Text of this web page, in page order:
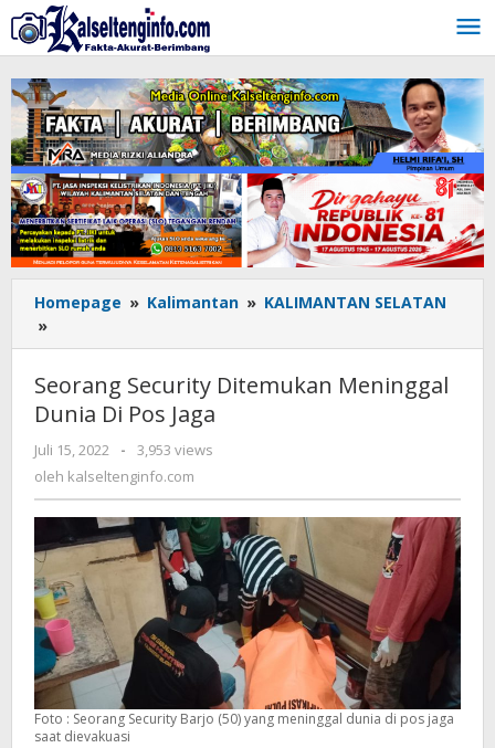
Lewati
ke
konten
Homepage » Kalimantan » KALIMANTAN SELATAN
»
Security
Meninggal
Dunia
Di
Pos
Jaga
Seorang Security Ditemukan Meninggal
Dunia Di Pos Jaga
Juli 15, 2022
oleh
kalseltenginfo.com
-
3,953 views
oleh kalseltenginfo.com
Foto : Seorang Security Barjo (50) yang meninggal dunia di pos jaga
saat dievakuasi